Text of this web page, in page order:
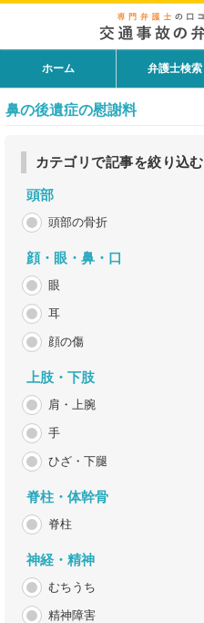
ホーム 弁護士検索
鼻の後遺症の慰謝料
カテゴリで記事を絞り込む
頭部
頭部の骨折
顔・眼・鼻・口
眼
耳
顔の傷
上肢・下肢
肩・上腕
手
ひざ・下腿
脊柱・体幹骨
脊柱
神経・精神
むちうち
精神障害